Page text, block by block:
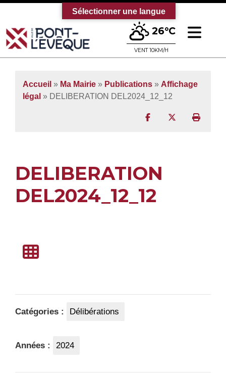
Bienvenue sur le site officiel de la
26°C
VENT 10KM/H
Accueil » Ma Mairie » Publications » Affichage
légal » DELIBERATION DEL2024_12_12
Partager surPartager sur
DELIBERATION
DEL2024_12_12
Catégories : Délibérations
Années : 2024
Sélectionner une langue